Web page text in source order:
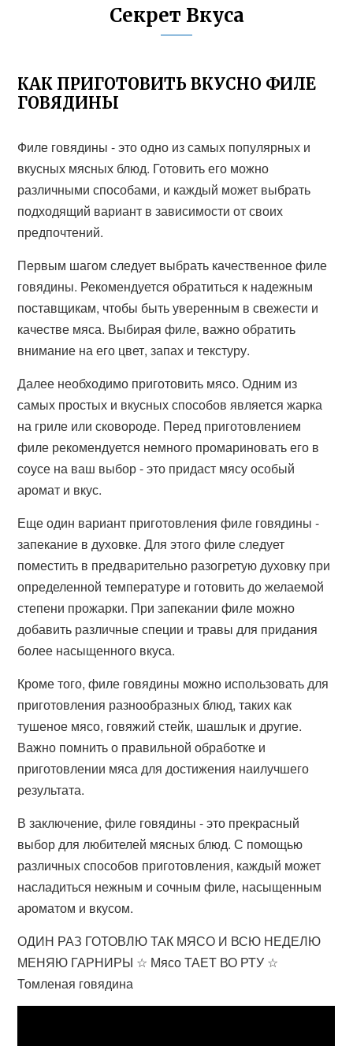
Секрет Вкуса
КАК ПРИГОТОВИТЬ ВКУСНО ФИЛЕ
ГОВЯДИНЫ
Филе говядины - это одно из самых популярных и
вкусных мясных блюд. Готовить его можно
различными способами, и каждый может выбрать
подходящий вариант в зависимости от своих
предпочтений.
Первым шагом следует выбрать качественное филе
говядины. Рекомендуется обратиться к надежным
поставщикам, чтобы быть уверенным в свежести и
качестве мяса. Выбирая филе, важно обратить
внимание на его цвет, запах и текстуру.
Далее необходимо приготовить мясо. Одним из
самых простых и вкусных способов является жарка
на гриле или сковороде. Перед приготовлением
филе рекомендуется немного промариновать его в
соусе на ваш выбор - это придаст мясу особый
аромат и вкус.
Еще один вариант приготовления филе говядины -
запекание в духовке. Для этого филе следует
поместить в предварительно разогретую духовку при
определенной температуре и готовить до желаемой
степени прожарки. При запекании филе можно
добавить различные специи и травы для придания
более насыщенного вкуса.
Кроме того, филе говядины можно использовать для
приготовления разнообразных блюд, таких как
тушеное мясо, говяжий стейк, шашлык и другие.
Важно помнить о правильной обработке и
приготовлении мяса для достижения наилучшего
результата.
В заключение, филе говядины - это прекрасный
выбор для любителей мясных блюд. С помощью
различных способов приготовления, каждый может
насладиться нежным и сочным филе, насыщенным
ароматом и вкусом.
ОДИН РАЗ ГОТОВЛЮ ТАК МЯСО И ВСЮ НЕДЕЛЮ
МЕНЯЮ ГАРНИРЫ ☆ Мясо ТАЕТ ВО РТУ ☆
Томленая говядина